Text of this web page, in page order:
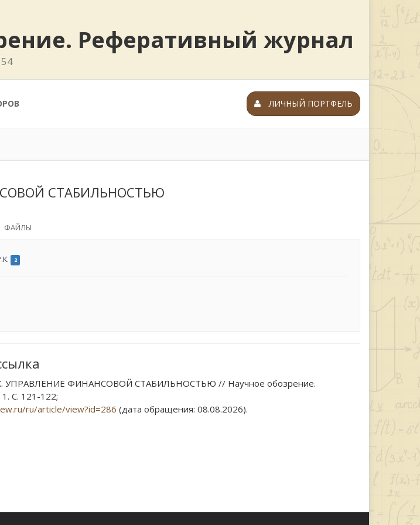
Реферативный журнал
ЛИЧНЫЙ ПОРТФЕЛЬ
СТАБИЛЬНОСТЬЮ
ФАЙЛЫ
2
УПРАВЛЕНИЕ ФИНАНСОВОЙ СТАБИЛЬНОСТЬЮ // Научное обозрение.
С. 121-122;
ru/article/view?id=286 (дата обращения: 08.08.2026).